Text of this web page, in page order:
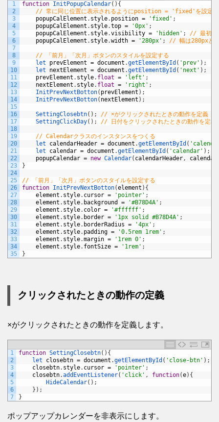
1
2
3
4
5
6
7
8
9
10
11
12
13
14
15
16
17
18
19
20
21
22
23
24
25
26
27
28
29
30
31
32
33
34
35
function InitPopupCalendar( ) {
// 常に同じ位置に表示されるようにposition = 'fixed'を設定
popupCalElement . style. position = 'fixed' ;
popupCalElement . style.top = '0px' ;
popupCalElement . style.visibility = 'hidden' ;
// 最初は
popupCalElement . style.width = '280px' ; // 幅は280pxと
// 「前月」「次月」ボタンのスタイルを設定する
let prevElement = document .getElementById ( 'prev' ) ;
let nextElement = document .getElementById ( 'next' ) ;
prevElement . style. float = 'left' ;
nextElement . style. float = 'right' ;
InitPrevNextBotton( prevElement ) ;
InitPrevNextBotton( nextElement ) ;
SettingClosebtn( ) ;
// ×がクリックされたときの動作を定義
SettingClickDay( ) ; // 日付をクリックされたときの動作を定義
// Calendarクラスのインスタンスをつくる
let calendarHeader = document .getElementById (
let calendar = document .getElementById ( 'calendar' ) ;
popupCalendar = new Calendar( calendarHeader, calendar
}
// 「前月」「次月」ボタンのスタイルを設定する
function InitPrevNextBotton(element ) {
element . style. cursor = 'pointer' ;
element . style. background = '#B78D4A' ;
element . style. color = '#ffffff' ;
element . style. border = '1px solid #B78D4A' ;
element . style. borderRadius = '4px' ;
element . style. padding = '0.5rem 1rem' ;
element . style.margin = '1rem 0' ;
element . style. fontSize = '1rem' ;
}
クリックされたときの動作の定義
×がクリックされたときの動作を定義します。
1
2
3
4
5
6
7
function SettingClosebtn( ) {
let closebtn = document .getElementById ( 'close-btn' ) ;
closebtn. style. cursor = 'pointer' ;
closebtn.addEventListener( 'click' , function(e) {
HideCalendar( ) ;
} ) ;
}
ポップアップカレンダーを非表示にします。